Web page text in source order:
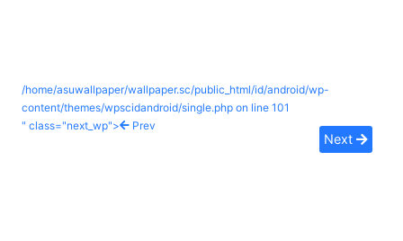
/home/asuwallpaper/wallpaper.sc/public_html/id/android/wp-
content/themes/wpscidandroid/single.php on line 101
" class="next_wp">
Prev
Next